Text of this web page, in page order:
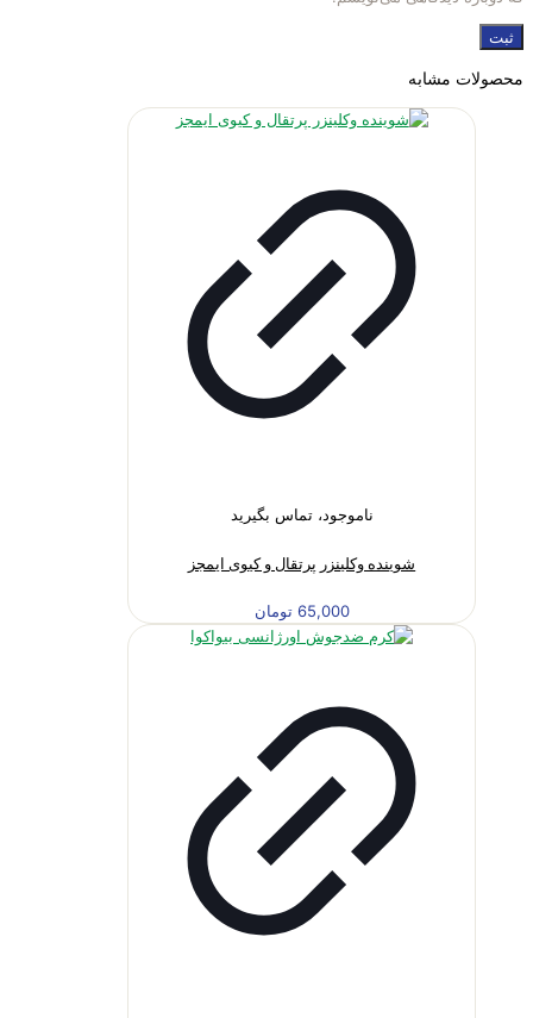
محصولات مشابه
ناموجود، تماس بگیرید
شوینده وکلینزر پرتقال و کیوی ایمجز
65,000 تومان